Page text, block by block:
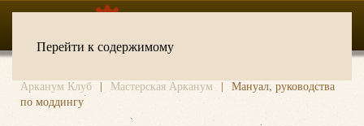
Перейти к содержимому
Арканум Клуб Мастерская Арканум
Мануал, руководства
по моддингу